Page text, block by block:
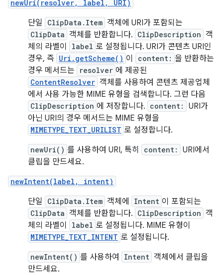
newUri(resolver, label, URI)
단일 ClipData.Item 객체에 URI가 포함되는
ClipData 객체를 반환합니다. ClipDescription 객
체의 라벨이
label 로 설정됩니다. URI가 콘텐츠 URI인
경우, 즉 Uri.getScheme() 이 content: 을 반환하는
경우 메서드는
resolver 에 제공된
ContentResolver 객체를 사용하여 콘텐츠 제공업체
에서 사용 가능한 MIME 유형을 검색합니다. 그런 다음
ClipDescription 에 저장합니다. content:
URI가
아닌 URI의 경우 메서드는 MIME 유형을
MIMETYPE_TEXT_URILIST 로 설정합니다.
newUri() 를 사용하여 URI, 특히 content:
URI에서
클립을 만드세요.
newIntent(label, intent)
단일 ClipData.Item 객체에 Intent 이 포함되는
ClipData 객체를 반환합니다. ClipDescription 객
체의 라벨이
label 로 설정됩니다. MIME 유형이
MIMETYPE_TEXT_INTENT 로 설정됩니다.
newIntent() 를 사용하여 Intent 객체에서 클립을
만드세요.